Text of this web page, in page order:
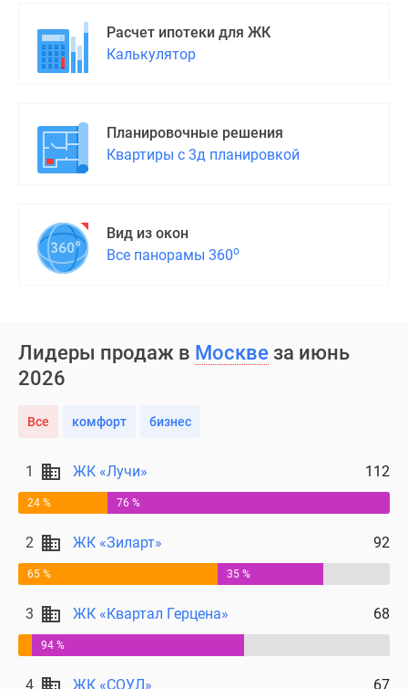
Расчет ипотеки для ЖК
Калькулятор
Планировочные решения
Квартиры с 3д планировкой
Вид из окон
Все панорамы 360о
Лидеры продаж в Москве за июнь
2026
Все комфорт бизнес
1 ЖК «Лучи» 112
24 % 76 %
2 ЖК «Зиларт» 92
65 % 35 %
3 ЖК «Квартал Герцена» 68
94 %
4 ЖК «СОУЛ» 67